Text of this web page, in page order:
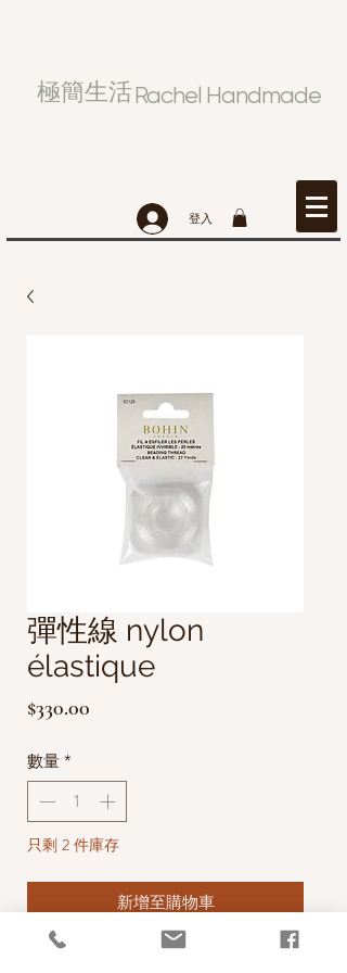
極簡生活Rachel Handmade
登入
彈性線 nylon
élastique
$330.00
數量 *
只剩 2 件庫存
新增至購物車